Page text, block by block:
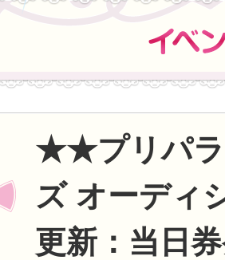
★★プリパラ
ズ オーディ
更新：当日